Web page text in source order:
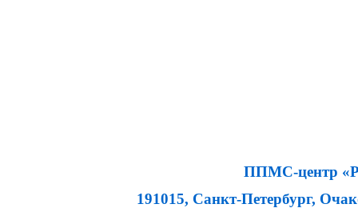
ППМС-центр
191015, Санкт-Петербург,